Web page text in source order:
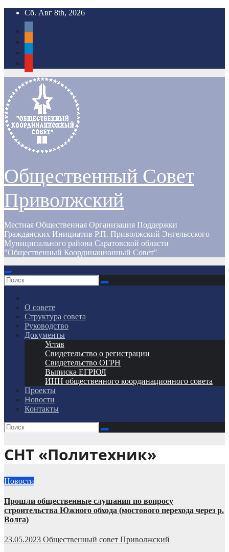
Перейти
содержимому
Сб. Авг 8th, 2026
Общественный Совет
Приволжский
Местная Общественная Организация Поддержки
Гражданских Инициатив Р.П. Приволжский Энгельсского
Муниципального района Саратовской области
"Общественный Координационный Совет"
О совете
Структура совета
Руководство
Документы
Устав
Свидетельство о регистрации
Свидетельство ОГРН
Выписка ЕГРЮЛ
ИНН общественного координационного совета
Проекты
Новости
Контакты
СНТ «Политехник»
Новости
Прошли общественные слушания по вопросу
строительства Южного обхода (мостового перехода через р.
Волга)
23.05.2023 Общественный совет Приволжский